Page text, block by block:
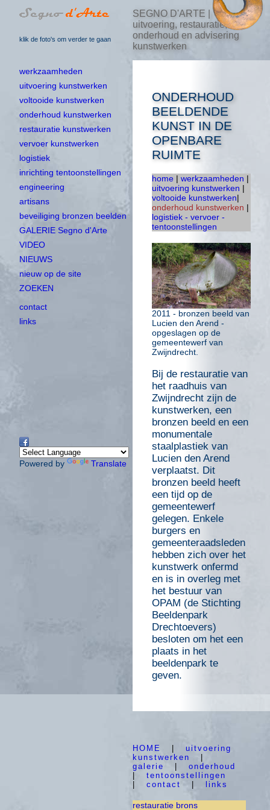
klik de foto's om verder te gaan
SEGNO D'ARTE |
uitvoering, restauratie,
onderhoud en advisering
kunstwerken
werkzaamheden
uitvoering kunstwerken
voltooide kunstwerken
onderhoud kunstwerken
restauratie kunstwerken
vervoer kunstwerken
logistiek
inrichting tentoonstellingen
engineering
artisans
beveiliging bronzen beelden
GALERIE Segno d'Arte
VIDEO
NIEUWS
nieuw op de site
ZOEKEN
contact
links
Powered by Translate
ONDERHOUD
BEELDENDE
KUNST IN DE
OPENBARE
RUIMTE
home | werkzaamheden |
uitvoering kunstwerken |
voltooide kunstwerken|
onderhoud kunstwerken |
logistiek - vervoer -
tentoonstellingen
2011 - bronzen beeld van
Lucien den Arend -
opgeslagen op de
gemeentewerf van
Zwijndrecht.
Bij de restauratie van
het raadhuis van
Zwijndrecht zijn de
kunstwerken, een
bronzen beeld en een
monumentale
staalplastiek van
Lucien den Arend
verplaatst. Dit
bronzen beeld heeft
een tijd op de
gemeentewerf
gelegen. Enkele
burgers en
gemeenteraadsleden
hebben zich over het
kunstwerk onfermd
en is in overleg met
het bestuur van
OPAM (de Stichting
Beeldenpark
Drechtoevers)
besloten om het een
plaats in het
beeldenpark te
geven.
HOME
uitvoering
kunstwerken
galerie
onderhoud
tentoonstellingen
contact links
restauratie brons